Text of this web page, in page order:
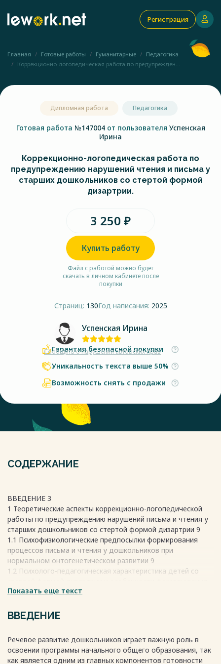
Регистрация
Главная Готовые работы Гуманитарные
Педагогика
Коррекционно-логопедическая работа по предупрежден...
Дипломная работа Педагогика
Готовая работа №147004 от пользователя Успенская
Ирина
Коррекционно-логопедическая работа по
предупреждению нарушений чтения и письма у
старших дошкольников со стертой формой
дизартрии.
3 250 ₽
Купить работу
Файл с работой можно будет
скачать в личном кабинете после
покупки
Страниц: 130Год написания: 2025
Успенская Ирина
Сообщить о нарушении авторских прав
Гарантия безопасной покупки
Уникальность текста выше 50%
Возможность снять с продажи
СОДЕРЖАНИЕ
ВВЕДЕНИЕ 3
1 Теоретические аспекты коррекционно-логопедической
работы по предупреждению нарушений письма и чтения у
старших дошкольников со стертой формой дизартрии 9
1.1 Психофизиологические предпосылки формирования
процессов письма и чтения у дошкольников при
нормальном онтогенетическом развитии 9
1.2 Психолого-педагогическая характеристика детей со
письма и чтения у данной
1.3 Анализ диагностических и коррекционных методик по
выявлению и предупреждению предпосылок нарушений
формой дизартрии 23
1.4 Приёмы нейростимуляции как средство
Показать еще текст
ВВЕДЕНИЕ
Речевое развитие дошкольников играет важную роль в
освоении программы начального общего образования, так
как является одним из главных компонентов готовности